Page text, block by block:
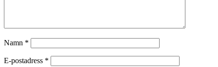
Namn *
E-postadress *